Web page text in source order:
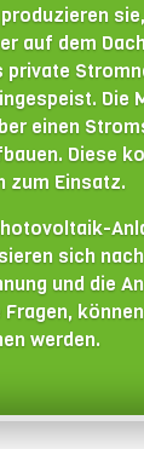
auf dem
private
Die
einen
Diese
zum Einsatz.
sich
und die
werden.